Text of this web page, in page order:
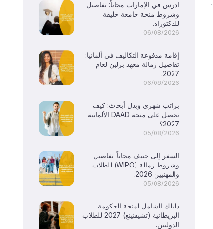
ادرس في الإمارات مجاناً: تفاصيل
وشروط منحة جامعة خليفة
للدكتوراه.
06/08/2026
إقامة مدفوعة التكاليف في ألمانيا:
تفاصيل زمالة معهد برلين لعام
2027.
06/08/2026
براتب شهري وبدل أبحاث: كيف
تحصل على منحة DAAD الألمانية
2027؟
05/08/2026
السفر إلى جنيف مجاناً: تفاصيل
وشروط زمالة (WIPO) للطلاب
والمهنيين 2026.
05/08/2026
دليلك الشامل لمنحة الحكومة
البريطانية (تشيفنينغ) 2027 للطلاب
الدوليين.